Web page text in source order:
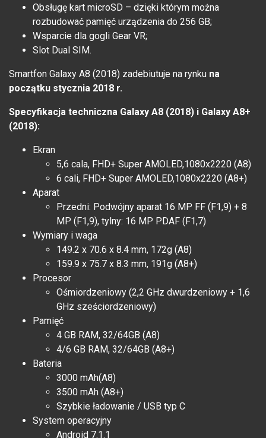
Obsługę kart microSD – dzięki którym można
rozbudować pamięć urządzenia do 256 GB;
Wsparcie dla gogli Gear VR;
Slot Dual SIM.
Smartfon Galaxy A8 (2018) zadebiutuje na rynku na
początku stycznia 2018 r.
Specyfikacja techniczna Galaxy A8 (2018) i Galaxy A8+
(2018):
Ekran
5,6 cala, FHD+ Super AMOLED,1080x2220 (A8)
6 cali, FHD+ Super AMOLED,1080x2220 (A8+)
Aparat
Przedni: Podwójny aparat 16 MP FF (F1,9) + 8
MP (F1,9), tylny: 16 MP PDAF (F1,7)
Wymiary i waga
149.2 x 70.6 x 8.4 mm, 172g (A8)
159.9 x 75.7 x 8.3 mm, 191g (A8+)
Procesor
Ośmiordzeniowy (2,2 GHz dwurdzeniowy + 1,6
GHz sześciordzeniowy)
Pamięć
4 GB RAM, 32/64GB (A8)
4/6 GB RAM, 32/64GB (A8+)
Bateria
3000 mAh(A8)
3500 mAh (A8+)
Szybkie ładowanie / USB typ C
System operacyjny
Android 7.1.1